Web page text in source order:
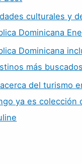
culturales y
Dominicana
Dominicana
más
del turismo
ya es colección